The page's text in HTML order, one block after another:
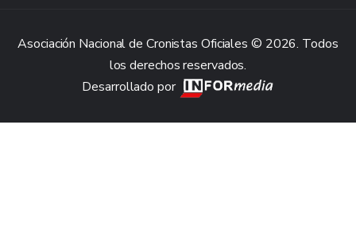
Asociación Nacional de Cronistas Oficiales © 2026. Todos
los derechos reservados.
Desarrollado por